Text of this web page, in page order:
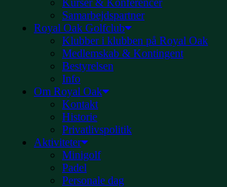
Kurser & Konferencer
Samarbejdspartner
Royal Oak Golfclub
Klubber i klubben på Royal Oak
Medlemskab & Kontingent
Bestyrelsen
Info
Om Royal Oak
Kontakt
Historie
Privatlivspolitik
Aktiviteter
Minigolf
Padel
Personale dag